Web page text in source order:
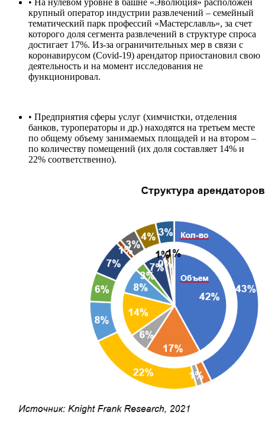
крупный оператор индустрии развлечений – семейный
тематический парк профессий «Мастерславль», за счет
которого доля сегмента развлечений в структуре спроса
достигает 17%. Из-за ограничительных мер в связи с
коронавирусом (Covid-19) арендатор приостановил свою
деятельность и на момент исследования не
функционировал.
• Предприятия сферы услуг (химчистки, отделения
банков, туроператоры и др.) находятся на третьем месте
по общему объему занимаемых площадей и на втором –
по количеству помещений (их доля составляет 14% и
22% соответственно).